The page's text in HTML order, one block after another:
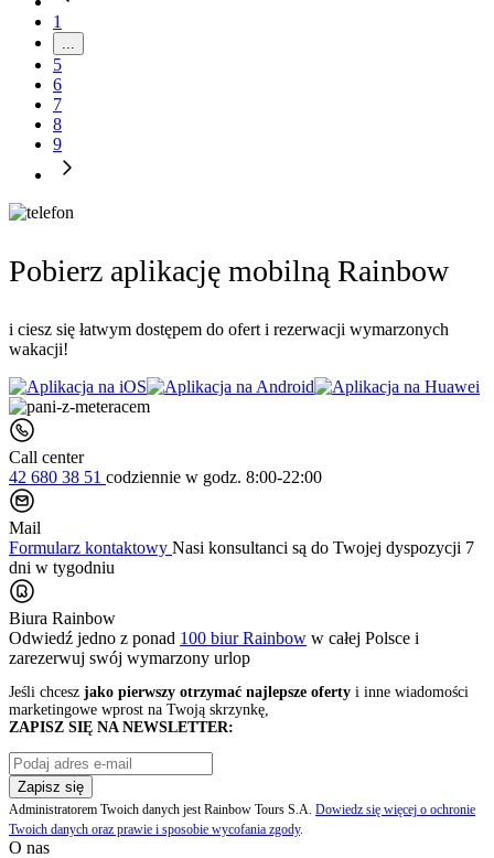
1
5
6
7
8
9
Pobierz aplikację mobilną Rainbow
i ciesz się łatwym dostępem do ofert i rezerwacji wymarzonych
wakacji!
Call center
42 680 38 51 codziennie w godz. 8:00-22:00
Mail
Formularz kontaktowy Nasi konsultanci są do Twojej dyspozycji 7
dni w tygodniu
Biura Rainbow
Odwiedź jedno z ponad 100 biur Rainbow w całej Polsce i
zarezerwuj swój wymarzony urlop
Jeśli chcesz jako pierwszy otrzymać najlepsze oferty i inne wiadomości
marketingowe wprost na Twoją skrzynkę,
ZAPISZ SIĘ NA NEWSLETTER:
Zapisz się
Administratorem Twoich danych jest Rainbow Tours S.A. Dowiedz się więcej o ochronie
Twoich danych oraz prawie i sposobie wycofania zgody.
O nas